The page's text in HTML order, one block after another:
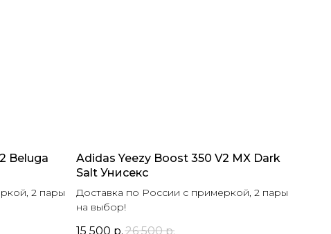
Beluga
2 пары
Adidas Yeezy Boost 350 V2 MX Dark
Salt Унисекс
Доставка по России с примеркой, 2 пары
на выбор!
15 500 р. 26 500 р.